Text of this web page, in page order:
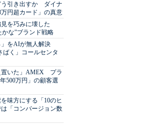
う引き出すか ダイナ
円超カード」の真意
見を巧みに壊した
な”ブランド戦略
」をAIが無人解決
ばく」コールセンタ
置いた」AMEX プラ
500万円」の顧客選
味方にする「10のヒ
「コンバージョン数